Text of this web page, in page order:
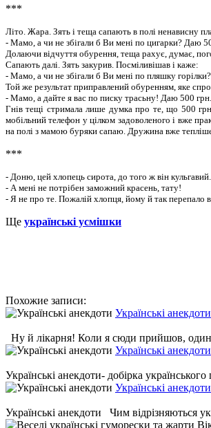
***
Літо. Жара. Зять і теща сапають в полі ненависну
- Мамо, а чи не збігали б Ви мені по цигарки? Даю 50
Долаючи відчуття обурення, теща рахує, думає,
Сапають далі. Зять закурив. Посміливішав і каже:
- Мамо, а чи не збігали б Ви мені по пляшку
Той же результат приправлений обуренням, яке
- Мамо, а дайте я вас по писку трасьну! Даю 500
Гнів тещі стримала лише думка про те, що 500
мобільний телефон у цілком задоволеного і вже
на полі з мамою буряки сапаю. Дружина вже
***
- Доню, цей хлопець сирота, до того ж він
- А мені не потрібен заможний красень, тату!
- Я не про те. Пожалій хлопця, йому й так перепало
Ще українські усмішки
Похожие записи:
Українські анекдоти
Ну й лікарня! Коли я сюди прийшов,
Українські анекдоти
Українські анекдоти- добірка
Українські анекдоти
Українські анекдоти Чим відрізняються